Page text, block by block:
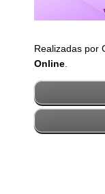
Realizadas por
Online.